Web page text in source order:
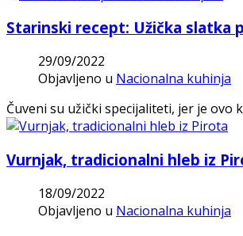
Starinski recept: Užička slatka
29/09/2022
Objavljeno u Nacionalna kuhinja
Čuveni su užički specijaliteti, jer je
Vurnjak, tradicionalni hleb iz
18/09/2022
Objavljeno u Nacionalna kuhinja